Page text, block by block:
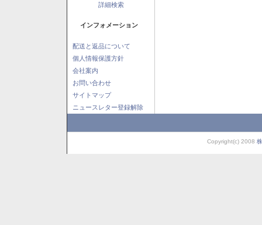
詳細検索
インフォメーション
配送と返品について
個人情報保護方針
会社案内
お問い合わせ
サイトマップ
ニュースレター登録解除
Copyright(c) 2008